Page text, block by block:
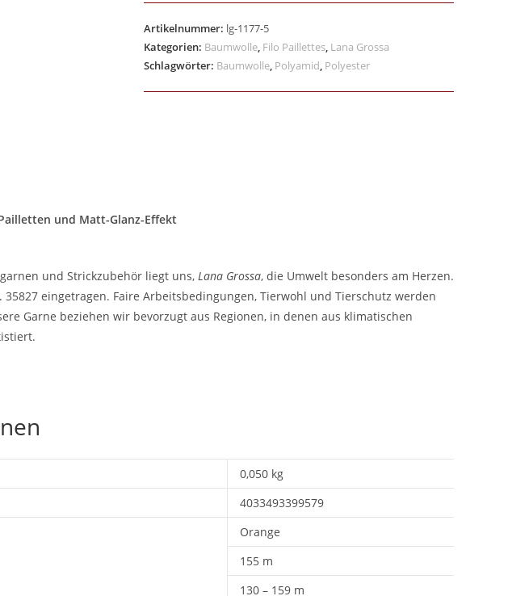
Artikelnummer: lg-1177-5
Kategorien: Baumwolle, Filo Paillettes, Lana Grossa
Schlagwörter: Baumwolle, Polyamid, Polyester
und Matt-Glanz-Effekt
und Strickzubehör liegt uns, Lana Grossa, die Umwelt besonders am Herzen.
eingetragen. Faire Arbeitsbedingungen, Tierwohl und Tierschutz werden
Garne beziehen wir bevorzugt aus Regionen, in denen aus klimatischen
0,050 kg
4033493399579
Orange
155 m
130 – 159 m